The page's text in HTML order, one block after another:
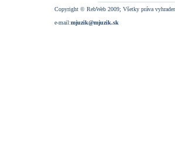
Copyright © RebWeb 2009; Všetky práva
e-mail:mjuzik@mjuzik.sk